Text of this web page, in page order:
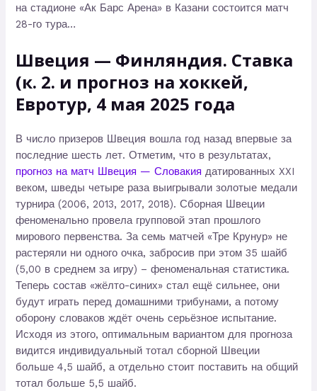
на стадионе «Ак Барс Арена» в Казани состоится матч
28-го тура…
Швеция — Финляндия. Ставка
(к. 2. и прогноз на хоккей,
Евротур, 4 мая 2025 года
В число призеров Швеция вошла год назад впервые за
последние шесть лет. Отметим, что в результатах,
прогноз на матч Швеция — Словакия датированных XXI
веком, шведы четыре раза выигрывали золотые медали
турнира (2006, 2013, 2017, 2018). Сборная Швеции
феноменально провела групповой этап прошлого
мирового первенства. За семь матчей «Тре Крунур» не
растеряли ни одного очка, забросив при этом 35 шайб
(5,00 в среднем за игру) – феноменальная статистика.
Теперь состав «жёлто-синих» стал ещё сильнее, они
будут играть перед домашними трибунами, а потому
оборону словаков ждёт очень серьёзное испытание.
Исходя из этого, оптимальным вариантом для прогноза
видится индивидуальный тотал сборной Швеции
больше 4,5 шайб, а отдельно стоит поставить на общий
тотал больше 5,5 шайб.